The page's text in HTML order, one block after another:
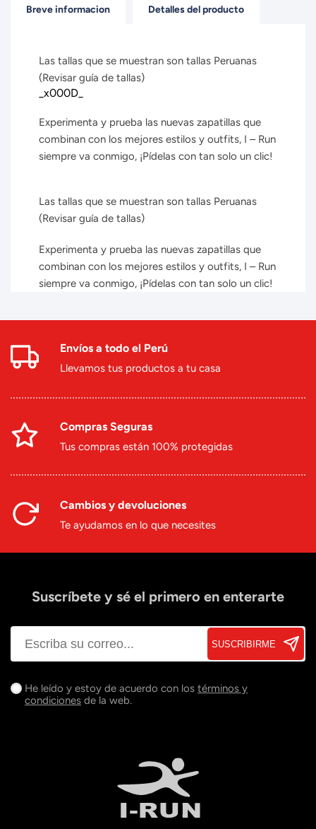
Breve informacion Detalles del producto
Las tallas que se muestran son tallas Peruanas
(Revisar guía de tallas)
_x000D_
Experimenta y prueba las nuevas zapatillas que
combinan con los mejores estilos y outfits, I – Run
siempre va conmigo, ¡Pídelas con tan solo un clic!
Las tallas que se muestran son tallas Peruanas
(Revisar guía de tallas)
Experimenta y prueba las nuevas zapatillas que
combinan con los mejores estilos y outfits, I – Run
siempre va conmigo, ¡Pídelas con tan solo un clic!
Envíos a todo el Perú
Llevamos tus productos a tu casa
Compras Seguras
Tus compras están 100% protegidas
Cambios y devoluciones
Te ayudamos en lo que necesites
Suscríbete y sé el primero en enterarte
SUSCRIBIRME
He leído y estoy de acuerdo con los términos y
condiciones de la web.